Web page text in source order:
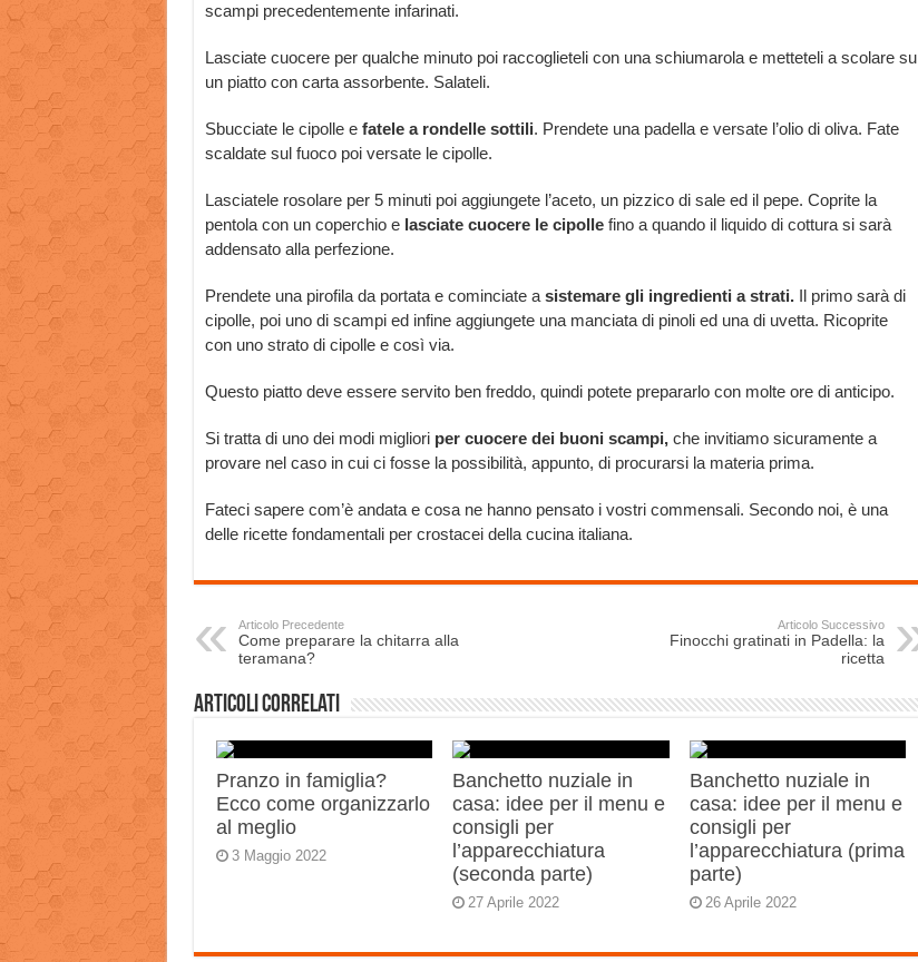
scampi precedentemente infarinati.
Lasciate cuocere per qualche minuto poi raccoglieteli con una schiumarola e metteteli a scolare su
un piatto con carta assorbente. Salateli.
Sbucciate le cipolle e fatele a rondelle sottili. Prendete una padella e versate l’olio di oliva. Fate
scaldate sul fuoco poi versate le cipolle.
Lasciatele rosolare per 5 minuti poi aggiungete l’aceto, un pizzico di sale ed il pepe. Coprite la
pentola con un coperchio e lasciate cuocere le cipollefino a quando il liquido di cottura si sarà
addensato alla perfezione.
Prendete una pirofila da portata e cominciate a sistemare gli ingredienti a strati.Il primo sarà di
cipolle, poi uno di scampi ed infine aggiungete una manciata di pinoli ed una di uvetta. Ricoprite
con uno strato di cipolle e così via.
Questo piatto deve essere servito ben freddo, quindi potete prepararlo con molte ore di anticipo.
Si tratta di uno dei modi migliori per cuocere dei buoni scampi, che invitiamo sicuramente a
provare nel caso in cui ci fosse la possibilità, appunto, di procurarsi la materia prima.
Fateci sapere com’è andata e cosa ne hanno pensato i vostri commensali. Secondo noi, è una
delle ricette fondamentali per crostacei della cucina italiana.
Articolo Precedente
Come preparare la chitarra alla
teramana?
Articolo Successivo
Finocchi gratinati in Padella: la
ricetta
Articoli correlati
Pranzo in famiglia?
Ecco come organizzarlo
al meglio
3 Maggio 2022
Banchetto nuziale in
casa: idee per il menu e
consigli per
l’apparecchiatura
(seconda parte)
27 Aprile 2022
Banchetto nuziale in
casa: idee per il menu e
consigli per
l’apparecchiatura (prima
parte)
26 Aprile 2022